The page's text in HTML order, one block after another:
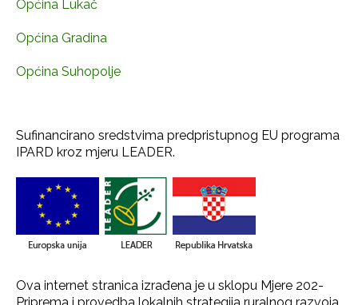
Općina Lukač
Općina Gradina
Općina Suhopolje
Sufinancirano sredstvima predpristupnog EU programa
IPARD kroz mjeru LEADER.
Ova internet stranica izrađena je u sklopu Mjere 202-